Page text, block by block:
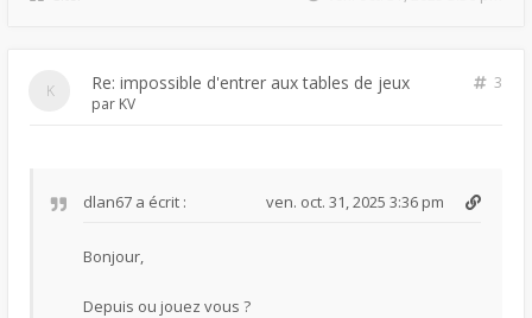
Re: impossible d'entrer aux tables de jeux
3
par KV
dlan67 a écrit : ven. oct. 31, 2025 3:36 pm
Bonjour,
Depuis ou jouez vous ?